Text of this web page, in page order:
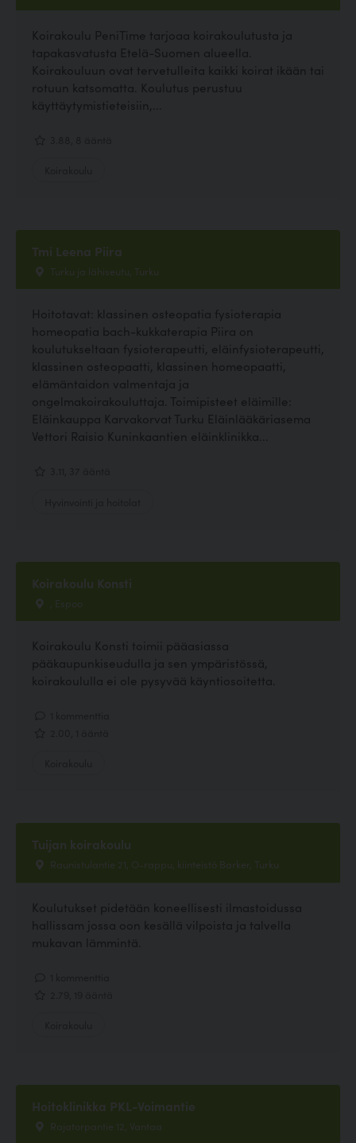
Koirakoulu PeniTime tarjoaa koirakoulutusta ja
tapakasvatusta Etelä-Suomen alueella.
Koirakouluun ovat tervetulleita kaikki koirat ikään tai
rotuun katsomatta. Koulutus perustuu
käyttäytymistieteisiin,...
Tmi Leena Piira
Turku ja lähiseutu, Turku
Hoitotavat: klassinen osteopatia fysioterapia
homeopatia bach-kukkaterapia Piira on
koulutukseltaan fysioterapeutti, eläinfysioterapeutti,
klassinen osteopaatti, klassinen homeopaatti,
elämäntaidon valmentaja ja
ongelmakoirakouluttaja. Toimipisteet eläimille:
Eläinkauppa Karvakorvat Turku Eläinlääkäriasema
Vettori Raisio Kuninkaantien eläinklinikka...
Koirakoulu Konsti
, Espoo
Koirakoulu Konsti toimii pääasiassa
pääkaupunkiseudulla ja sen ympäristössä,
koirakoululla ei ole pysyvää käyntiosoitetta.
Tuijan koirakoulu
Raunistulantie 21, O-rappu, kiinteistö Barker, Turku
Koulutukset pidetään koneellisesti ilmastoidussa
hallissam jossa oon kesällä vilpoista ja talvella
mukavan lämmintä.
Hoitoklinikka PKL-Voimantie
Rajatorpantie 12, Vantaa